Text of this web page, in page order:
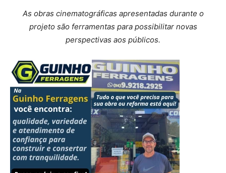
As obras cinematográficas apresentadas durante o
projeto são ferramentas para possibilitar novas
perspectivas aos públicos.